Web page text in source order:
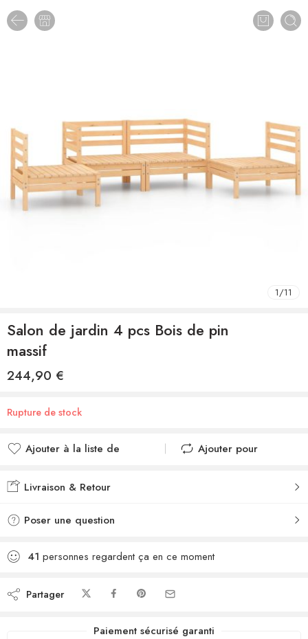
1/11
Salon de jardin 4 pcs Bois de pin
massif
244,90 €
Rupture de stock
Ajouter à la liste de
Ajouté à la liste de
Ajouter pour
Livraison & Retour
Poser une question
41 personnes regardent ça en ce moment
Partager
Paiement sécurisé garanti